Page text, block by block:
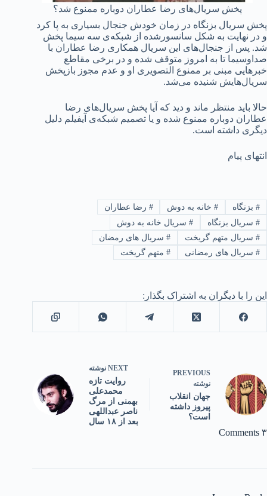
پخش سریال‌های رضا عطاران دوباره ممنوع شد؟
پخش سریال بزنگاه در زمان خودش جنجال بسیاری به پا کرد
و در نهایت به شکل سانسورشده از شبکه‌ی سه سیما پخش
شد. پس از جنجال‌های این سریال همکاری رضا عطاران با
صداوسیما تا به امروز متوقف شده و در برخی مقاطع
خبرهایی مبنی بر ممنوع التصویری او و عدم مجوز بازپخش
سریال‌هایش شنیده می‌شد.
حالا باید منتظر ماند و دید که آیا پخش سریال‌های رضا
عطاران دوباره ممنوع شده و یا تصمیم شبکه‌ی آیفیلم دلیل
دیگری داشته است.
انتهای پیام
#بزنگاه #خانه به دوش # رضا عطاران
#سریال بزنگاه #سریال خانه به دوش
#سریال متهم گریخت #سریال های رمضان
#سریال های رمضانی #متهم گریخت
این را با دیگران به اشتراک بگذار:
PREVIOUS
نوشته
جهان انقلاب
پیروز داشته
است؟
NEXT نوشته
روایت تازه
محمدعلی
بهمنی از مرگ
ناصر عبداللهی
بعد از ۱۸ سال
۳ Comments